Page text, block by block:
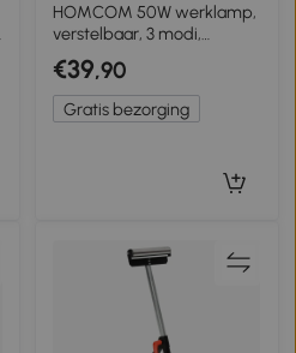
HOMCOM 50W werklamp,
verstelbaar, 3 modi,
Aluminium, veelzijdig
inzetbaar, Zwart
€39,90
Gratis bezorging